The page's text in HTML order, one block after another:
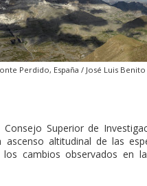
Perdido, España / José Luis Benito
Superior de
altitudinal de las
cambios observados en